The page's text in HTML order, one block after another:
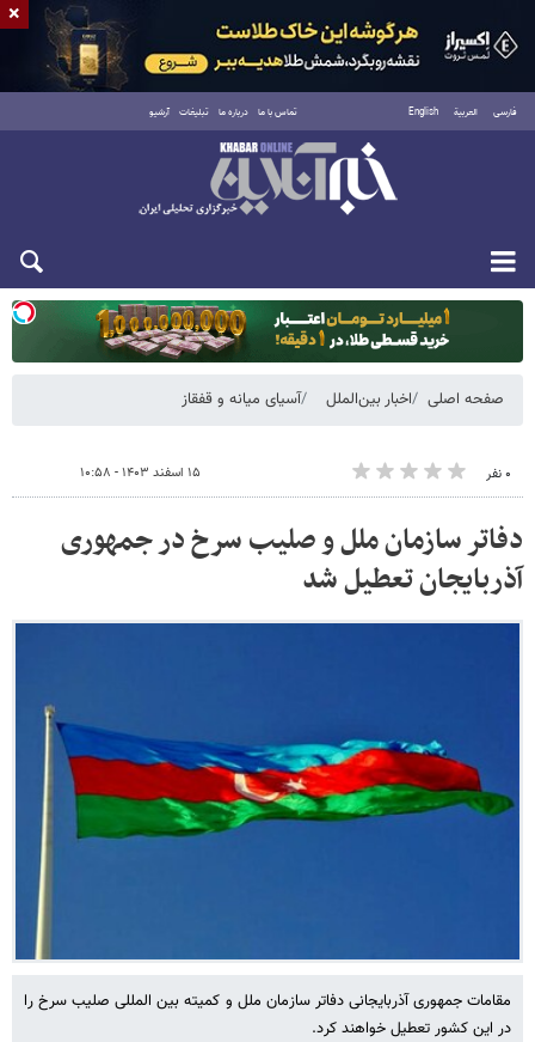
فارسی العربية English تماس با ما درباره ما تبلیغات آرشیو
یکشنبه ۱۸ مرداد ۱۴۰۵
صفحه اصلی اخبار بین‌الملل آسیای میانه و قفقاز
۰ نفر ۱۵ اسفند ۱۴۰۳ - ۱۰:۵۸
دفاتر سازمان ملل و صلیب سرخ در جمهوری
آذربایجان تعطیل شد
مقامات جمهوری آذربایجانی دفاتر سازمان ملل و کمیته بین المللی صلیب سرخ را
در این کشور تعطیل خواهند کرد.
×